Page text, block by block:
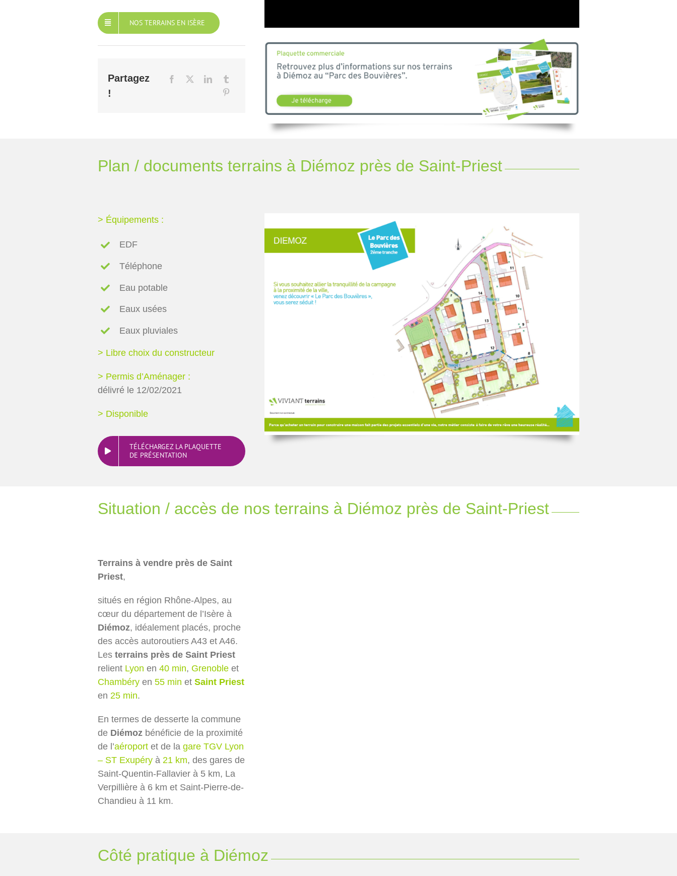
NOS TERRAINS EN ISÈRE
Partagez
!
Plan / documents terrains à Diémoz près de Saint-Priest
> Équipements :
EDF
Téléphone
Eau potable
Eaux usées
Eaux pluviales
> Libre choix du constructeur
> Permis d’Aménager :
délivré le 12/02/2021
> Disponible
TÉLÉCHARGEZ LA PLAQUETTE
DE PRÉSENTATION
Situation / accès de nos terrains à Diémoz près de Saint-Priest
Terrains à vendre près de Saint
Priest,
situés en région Rhône-Alpes, au
cœur du département de l’Isère à
Diémoz, idéalement placés, proche
des accès autoroutiers A43 et A46.
Les terrains près de Saint Priest
relient Lyon en 40 min, Grenobleet
Chambéryen 55 min et Saint Priest
en 25 min.
En termes de desserte la commune
de Diémozbénéficie de la proximité
de l’aéroportet de la gare TGV Lyon
– ST Exupéryà 21 km, des gares de
Saint-Quentin-Fallavier à 5 km, La
Verpillière à 6 km et Saint-Pierre-de-
Chandieu à 11 km.
Côté pratique à Diémoz